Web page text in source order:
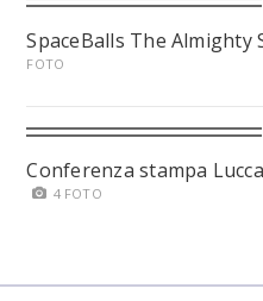
SpaceBalls The Almighty
FOTO
Conferenza stampa
4 FOTO